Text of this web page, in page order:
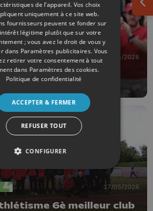
20/05/2026
et Roland-Garros,
terminée
17/05/2026
6è meilleur club
de l’appareil. Vos choix
uniquement à ce site web.
fournisseurs peuvent se fonder sur
légitime plutôt que sur votre
; vous avez le droit de vous y
dans Paramètres publicitaires. Vous
retirer votre consentement à tout
dans Paramètres des cookies.
Politique de confidentialité
ACCEPTER & FERMER
REFUSER TOUT
CONFIGURER